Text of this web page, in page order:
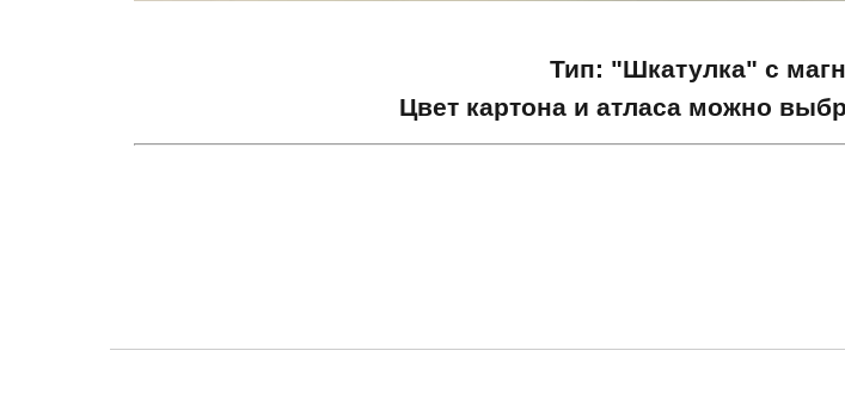
Тип: "Шкатулка" с
Цвет картона и атласа можно